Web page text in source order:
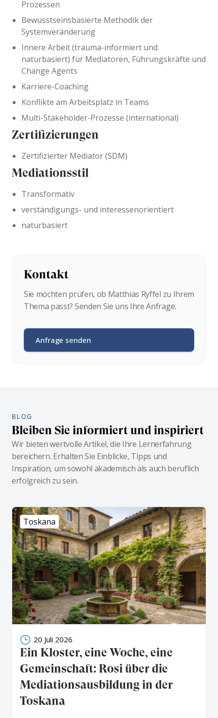
Prozessen
Bewusstseinsbasierte Methodik der
Systemveränderung
Innere Arbeit (trauma-informiert und
naturbasiert) für Mediatoren, Führungskräfte und
Change Agents
Karriere-Coaching
Konflikte am Arbeitsplatz in Teams
Multi-Stakeholder-Prozesse (international)
Zertifizierungen
Zertifizierter Mediator (SDM)
Mediationsstil
Transformativ
verständigungs- und interessenorientiert
naturbasiert
Kontakt
Sie möchten prüfen, ob Matthias Ryffel zu Ihrem
Thema passt? Senden Sie uns Ihre Anfrage.
Anfrage senden
BLOG
Bleiben Sie informiert und inspiriert
Wir bieten wertvolle Artikel, die Ihre Lernerfahrung
bereichern. Erhalten Sie Einblicke, Tipps und
Inspiration, um sowohl akademisch als auch beruflich
erfolgreich zu sein.
Toskana
20 Juli 2026
Ein Kloster, eine Woche, eine
Gemeinschaft: Rosi über die
Mediationsausbildung in der
Toskana